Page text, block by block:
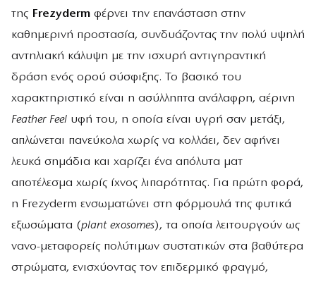
της Frezyderm φέρνει την επανάσταση στην
καθημερινή προστασία, συνδυάζοντας την πολύ υψηλή
αντηλιακή κάλυψη με την ισχυρή αντιγηραντική
δράση ενός ορού σύσφιξης. Το βασικό του
χαρακτηριστικό είναι η ασύλληπτα ανάλαφρη, αέρινη
Feather Feel υφή του, η οποία είναι υγρή σαν μετάξι,
απλώνεται πανεύκολα χωρίς να κολλάει, δεν αφήνει
λευκά σημάδια και χαρίζει ένα απόλυτα ματ
αποτέλεσμα χωρίς ίχνος λιπαρότητας. Για πρώτη φορά,
η Frezyderm ενσωματώνει στη φόρμουλά της φυτικά
εξωσώματα (plant exosomes), τα οποία λειτουργούν ως
νανο-μεταφορείς πολύτιμων συστατικών στα βαθύτερα
στρώματα, ενισχύοντας τον επιδερμικό φραγμό,